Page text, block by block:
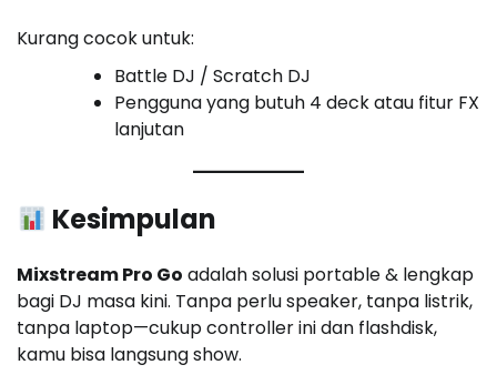
Kurang cocok untuk:
Battle DJ / Scratch DJ
Pengguna yang butuh 4 deck atau fitur FX
lanjutan
Kesimpulan
Mixstream Pro Go adalah solusi portable & lengkap
bagi DJ masa kini. Tanpa perlu speaker, tanpa listrik,
tanpa laptop—cukup controller ini dan flashdisk,
kamu bisa langsung show.